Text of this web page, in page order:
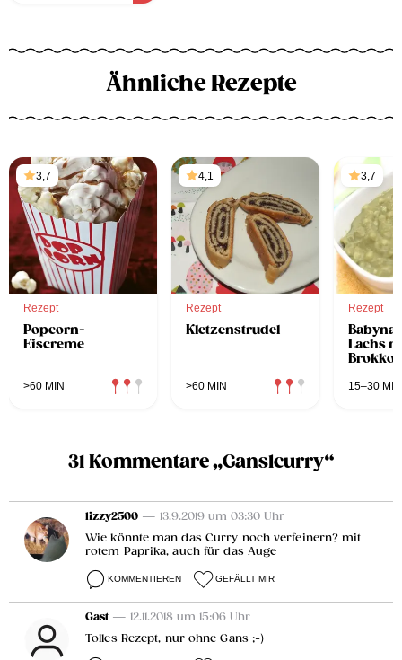
Ähnliche Rezepte
3,7
Rezept
Popcorn-
Eiscreme
>60 MIN
4,1
Rezept
Kletzenstrudel
>60 MIN
3,7
Rezept
Lachs
15–30 MIN
31 Kommentare „Ganslcurry“
lizzy2500 — 13.9.2019 um 03:30 Uhr
Wie könnte man das Curry noch verfeinern? mit
rotem Paprika, auch für das Auge
KOMMENTIEREN GEFÄLLT MIR
Gast — 12.11.2018 um 15:06 Uhr
Tolles Rezept, nur ohne Gans ;-)